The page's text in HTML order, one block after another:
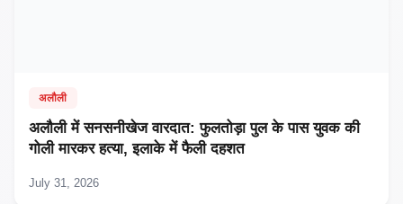
अलौली
अलौली में सनसनीखेज वारदात: फुलतोड़ा पुल के पास युवक की
गोली मारकर हत्या, इलाके में फैली दहशत
July 31, 2026